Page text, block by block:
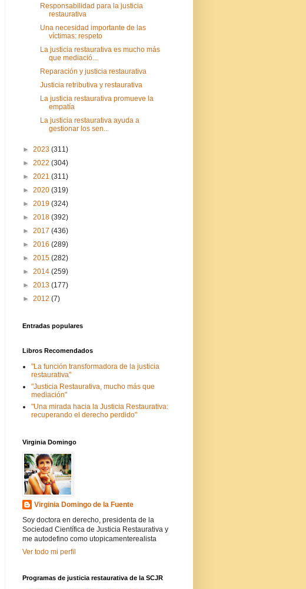
Responsabilidad para la justicia
restaurativa
Una necesidad importante de las
víctimas: respeto
La justicia restaurativa es mucho más
que mediació...
Reparación y justicia restaurativa
Justicia retributiva y restaurativa
La justicia restaurativa promueve la
empatía
La justicia restaurativa ayuda a
gestionar los sen...
► 2023 (311)
► 2022 (304)
► 2021 (311)
► 2020 (319)
► 2019 (324)
► 2018 (392)
► 2017 (436)
► 2016 (289)
► 2015 (282)
► 2014 (259)
► 2013 (177)
► 2012 (7)
Entradas populares
Libros Recomendados
"La función transformadora de la justicia
restaurativa"
"Justicia Restaurativa, mucho más que
mediación"
"Una mirada hacia la Justicia Restaurativa:
recuperando el derecho perdido"
Virginia Domingo
Virginia Domingo de la Fuente
Soy doctora en derecho, presidenta de la
Sociedad Científica de Justicia Restaurativa y
me autodefino como utopicamenterealista
Ver todo mi perfil
Programas de justicia restaurativa de la SCJR